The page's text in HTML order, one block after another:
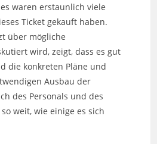
waren erstaunlich viele
Ticket gekauft haben.
über mögliche
wird, zeigt, dass es gut
die konkreten Pläne und
Ausbau der
des Personals und des
weit, wie einige es sich